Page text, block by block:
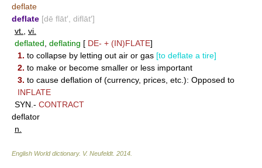
deflate
deflate [dē flāt′, diflāt′]
vt.
vi.
deflated deflating [ DE- + (IN)FLATE]
1. to collapse by letting out air or gas [to deflate a tire]
2. to make or become smaller or less important
3. to cause deflation of (currency, prices, etc.): Opposed to
INFLATE
SYN.- CONTRACT
deflator
n.
English World dictionary. V. Neufeldt. 2014